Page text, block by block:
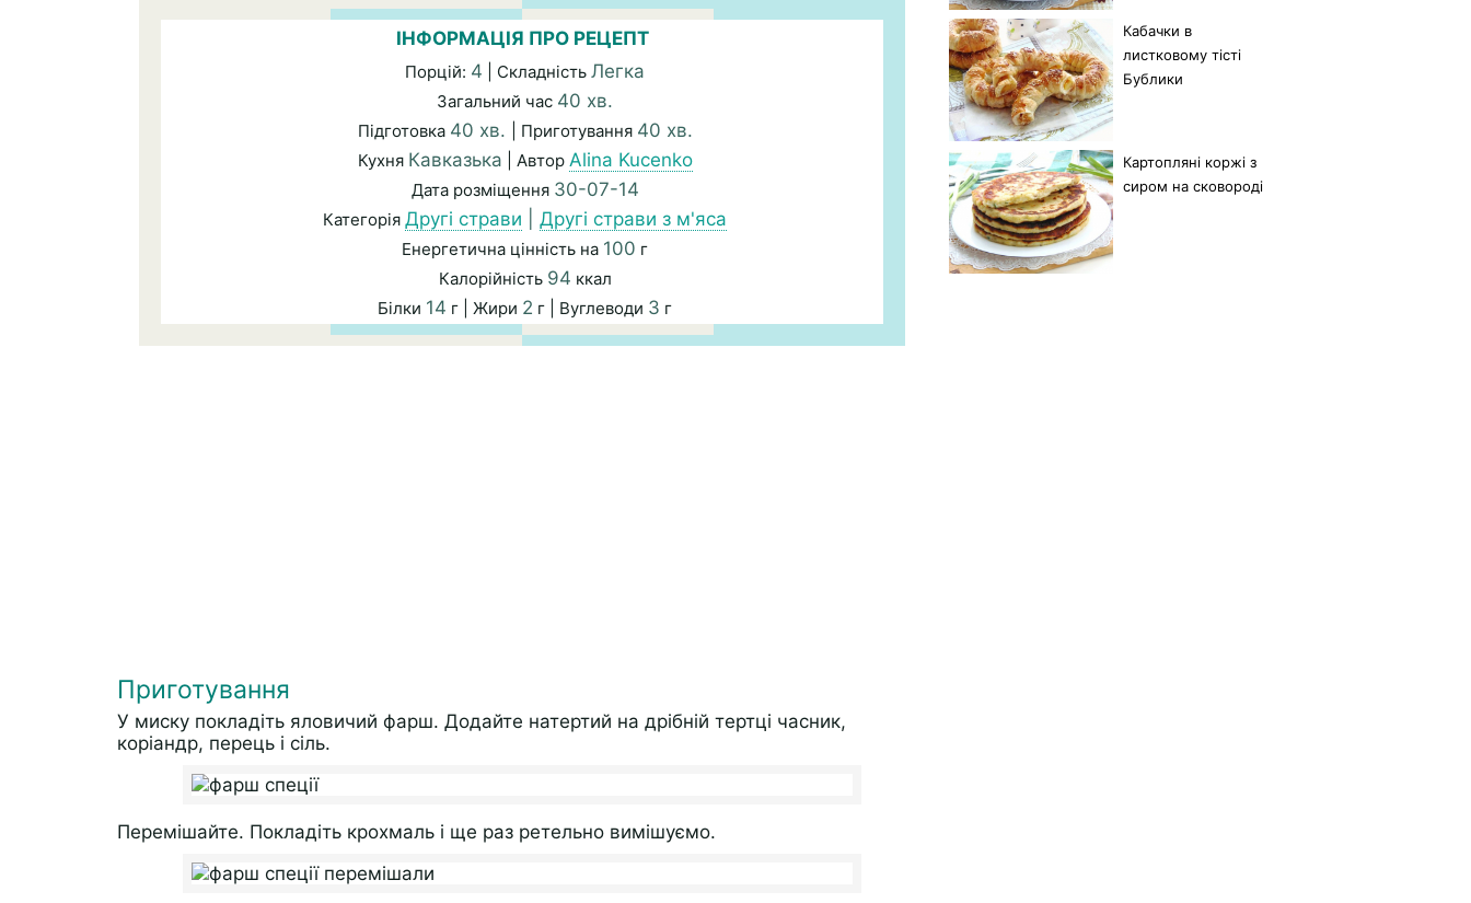
ІНФОРМАЦІЯ ПРО РЕЦЕПТ
Порцій: 4 | Складність Легка
Загальний час 40 хв.
Підготовка 40 хв. | Приготування 40 хв.
Кухня Кавказька | Автор Alina Kucenko
Дата розміщення 30-07-14
Категорія Другі страви Другі страви з м'яса
Енергетична цінність на 100 г
Калорійність 94 ккал
Білки 14 г | Жири 2 г | Вуглеводи 3 г
Приготування
У миску покладіть яловичий фарш. Додайте натертий на дрібній тертці часник,
коріандр, перець і сіль.
Перемішайте. Покладіть крохмаль і ще раз ретельно вимішуємо.
Кабачки в
листковому тісті
Бублики
Картопляні коржі з
сиром на сковороді